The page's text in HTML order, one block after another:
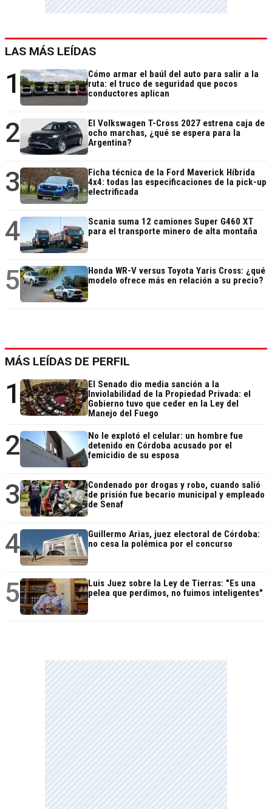
LAS MÁS LEÍDAS
1
Cómo armar el baúl del auto para salir a la
ruta: el truco de seguridad que pocos
conductores aplican
2
El Volkswagen T-Cross 2027 estrena caja de
ocho marchas, ¿qué se espera para la
Argentina?
3
Ficha técnica de la Ford Maverick Híbrida
4x4: todas las especificaciones de la pick-up
electrificada
4
Scania suma 12 camiones Super G460 XT
para el transporte minero de alta montaña
5
Honda WR-V versus Toyota Yaris Cross: ¿qué
modelo ofrece más en relación a su precio?
MÁS LEÍDAS DE PERFIL
1
El Senado dio media sanción a la
Inviolabilidad de la Propiedad Privada: el
Gobierno tuvo que ceder en la Ley del
Manejo del Fuego
2
No le explotó el celular: un hombre fue
detenido en Córdoba acusado por el
femicidio de su esposa
3
Condenado por drogas y robo, cuando salió
de prisión fue becario municipal y empleado
de Senaf
4
Guillermo Arias, juez electoral de Córdoba:
no cesa la polémica por el concurso
5
Luis Juez sobre la Ley de Tierras: "Es una
pelea que perdimos, no fuimos inteligentes"